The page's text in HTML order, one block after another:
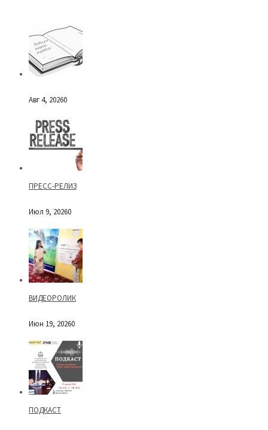
Авг 4, 20260
ПРЕСС-РЕЛИЗ
Июл 9, 20260
ВИДЕОРОЛИК
Июн 19, 20260
ПОДКАСТ